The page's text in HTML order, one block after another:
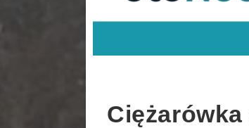
Ciężarówka